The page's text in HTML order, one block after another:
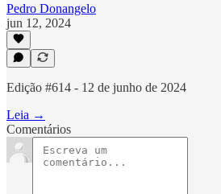
Pedro Donangelo
jun 12, 2024
Edição #614 - 12 de junho de 2024
Leia →
Comentários